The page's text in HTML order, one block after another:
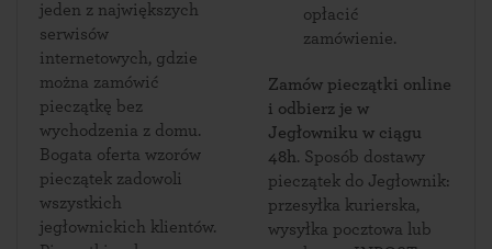
jeden z największych
serwisów
internetowych, gdzie
można zamówić
pieczątkę bez
wychodzenia z domu.
Bogata oferta wzorów
pieczątek zadowoli
wszystkich
jegłownickich klientów.
opłacić
zamówienie.
Zamów pieczątki online
i odbierz je w
Jegłowniku w ciągu
48h. Sposób dostawy
pieczątek do Jegłownik:
przesyłka kurierska,
wysyłka pocztowa lub